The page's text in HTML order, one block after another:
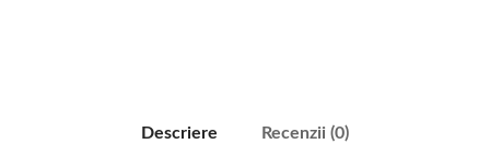
Descriere Recenzii (0)